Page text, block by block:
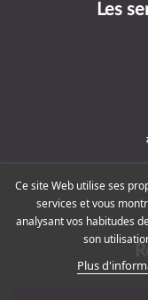
Les
Ce site Web utilise ses
services et vous
analysant vos habitudes
son
Plus